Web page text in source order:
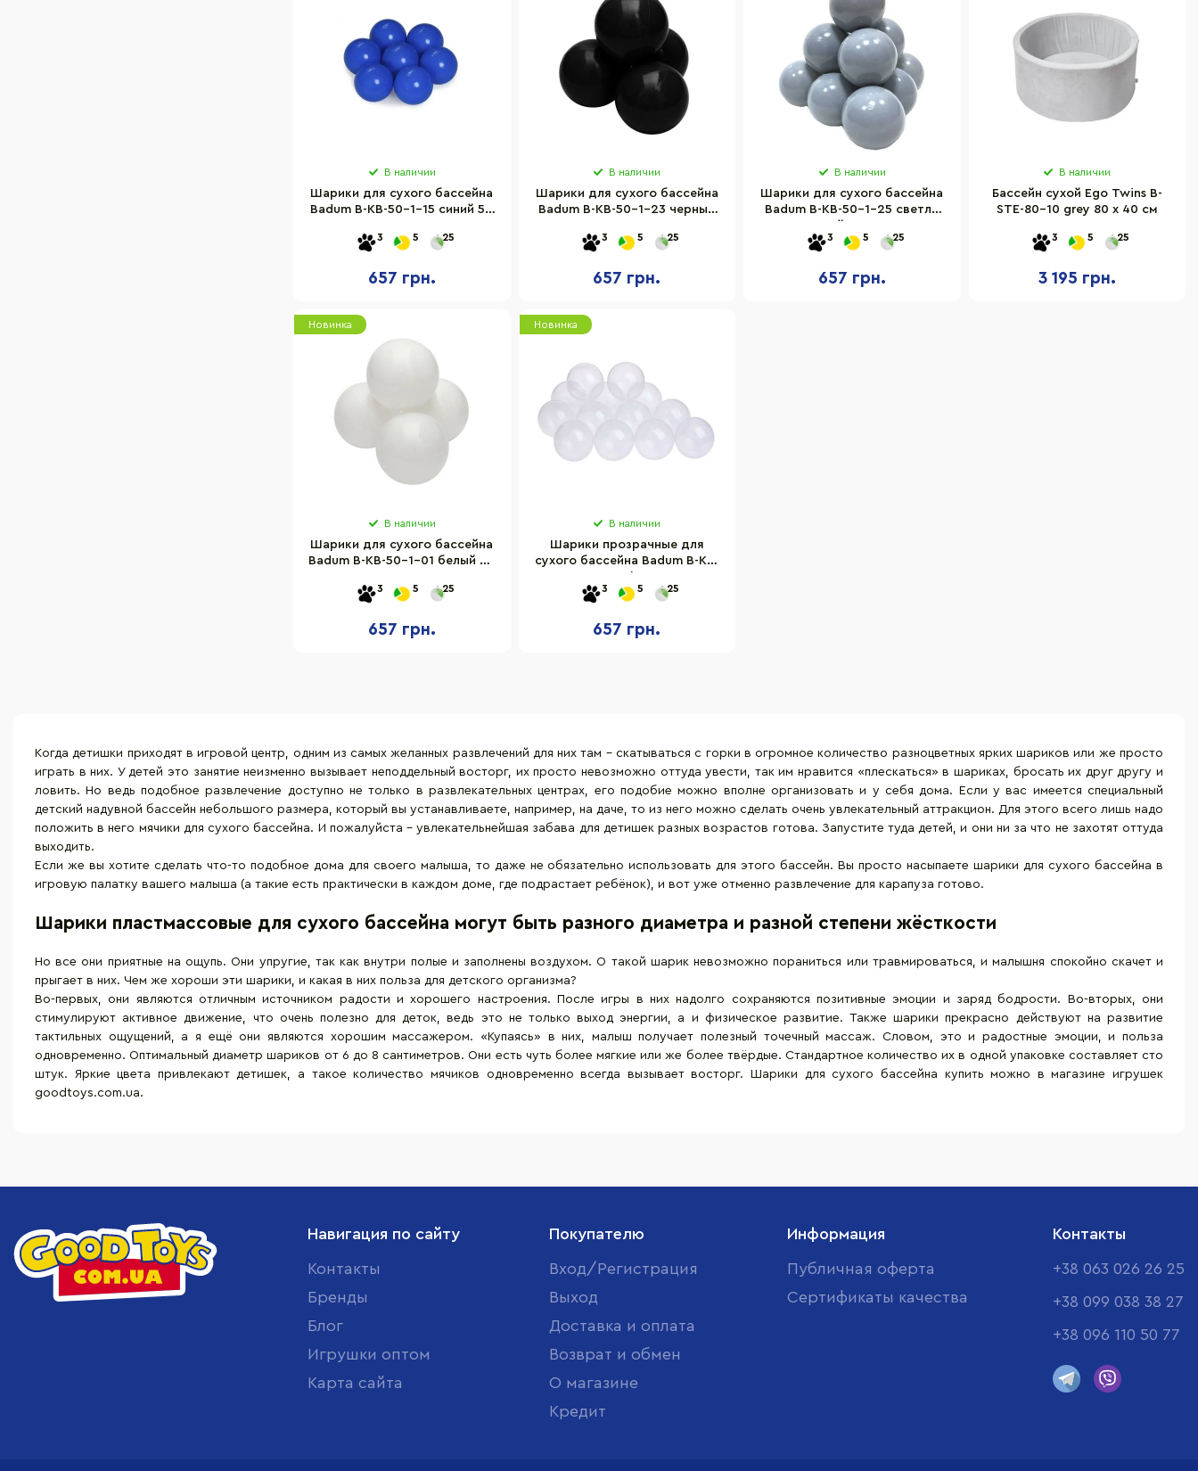
В наличии
Шарики для сухого бассейна
Badum B-KB-50-1-15 синий 50
3 5 25
657 грн.
В наличии
Шарики для сухого бассейна
Badum B-KB-50-1-23 черный
3 5 25
657 грн.
В наличии
Шарики для сухого бассейна
Badum B-KB-50-1-25 светло
3 5 25
657 грн.
В наличии
Бассейн сухой Ego Twins B-
STE-80-10 grey 80 х 40 см
3 5 25
3 195 грн.
Новинка
В наличии
Шарики для сухого бассейна
Badum B-KB-50-1-01 белый 50
3 5 25
657 грн.
Новинка
В наличии
Шарики прозрачные для
сухого бассейна Badum B-KB-
50 шт
3 5 25
657 грн.
Когда детишки приходят в игровой центр, одним из самых желанных развлечений для них там – скатываться с горки в огромное количество разноцветных ярких шариков или же просто
играть в них. У детей это занятие неизменно вызывает неподдельный восторг, их просто невозможно оттуда увести, так им нравится «плескаться» в шариках, бросать их друг другу и
ловить. Но ведь подобное развлечение доступно не только в развлекательных центрах, его подобие можно вполне организовать и у себя дома. Если у вас имеется специальный
детский надувной бассейн небольшого размера, который вы устанавливаете, например, на даче, то из него можно сделать очень увлекательный аттракцион. Для этого всего лишь надо
положить в него мячики для сухого бассейна. И пожалуйста – увлекательнейшая забава для детишек разных возрастов готова. Запустите туда детей, и они ни за что не захотят оттуда
выходить.
Если же вы хотите сделать что-то подобное дома для своего малыша, то даже не обязательно использовать для этого бассейн. Вы просто насыпаете шарики для сухого бассейна в
игровую палатку вашего малыша (а такие есть практически в каждом доме, где подрастает ребёнок), и вот уже отменно развлечение для карапуза готово.
Шарики пластмассовые для сухого бассейна могут быть разного диаметра и разной степени жёсткости
Но все они приятные на ощупь. Они упругие, так как внутри полые и заполнены воздухом. О такой шарик невозможно пораниться или травмироваться, и малышня спокойно скачет и
прыгает в них. Чем же хороши эти шарики, и какая в них польза для детского организма?
Во-первых, они являются отличным источником радости и хорошего настроения. После игры в них надолго сохраняются позитивные эмоции и заряд бодрости. Во-вторых, они
стимулируют активное движение, что очень полезно для деток, ведь это не только выход энергии, а и физическое развитие. Также шарики прекрасно действуют на развитие
тактильных ощущений, а я ещё они являются хорошим массажером. «Купаясь» в них, малыш получает полезный точечный массаж. Словом, это и радостные эмоции, и польза
одновременно. Оптимальный диаметр шариков от 6 до 8 сантиметров. Они есть чуть более мягкие или же более твёрдые. Стандартное количество их в одной упаковке составляет сто
штук. Яркие цвета привлекают детишек, а такое количество мячиков одновременно всегда вызывает восторг. Шарики для сухого бассейна купить можно в магазине игрушек
goodtoys.com.ua.
Навигация по сайту
Контакты
Бренды
Блог
Игрушки оптом
Карта сайта
Покупателю
Вход/Регистрация
Выход
Доставка и оплата
Возврат и обмен
О магазине
Кредит
Информация
Публичная оферта
Сертификаты качества
Контакты
+38 063 026 26 25
+38 099 038 38 27
+38 096 110 50 77